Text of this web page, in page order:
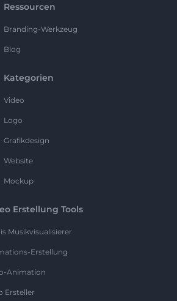
Ressourcen
Branding-Werkzeug
Blog
Kategorien
Video
Logo
Grafikdesign
Website
Mockup
Erstellung Tools
Musikvisualisierer
Erstellung
Animation
Ersteller